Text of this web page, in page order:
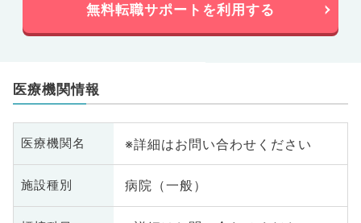
無料転職サポートを利用する
医療機関情報
医療機関名 ※詳細はお問い合わせください
施設種別 病院（一般）